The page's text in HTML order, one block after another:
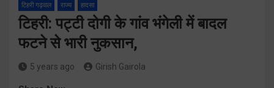
टिहरी गढ़वाल राज्य हादसा
टिहरी: पट्टी दोगी के गांव भंगेली में बादल
फटने से भारी नुकसान,
5 years ago Girish Gairola